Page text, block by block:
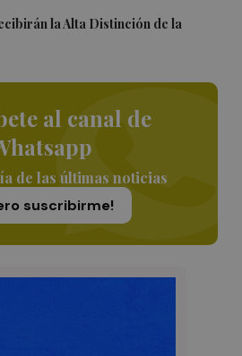
la Alta Distinción de la
al canal de
de las últimas noticias
suscribirme!